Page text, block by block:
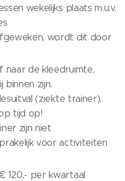
wekelijks plaats m.u.v.
wordt dit door
naar de kleedruimte,
binnen zijn.
(ziekte trainer).
tijd op!
zijn niet
voor activiteiten
120,- per kwartaal